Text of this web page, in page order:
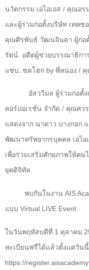
นวัตกรรม เอไอเอส / คุณอ
และผู้ร่วมก่อตั้งบริษัท เทค
คุณศิรพันธ์ วัฒนจินดา ผู้ก่อ
รัตน์
อดีตผู้ช่วยบรรณาธิกา
แซ่บ..ซดโฮก by พี่หน่อง /
อัสววิมล ผู้ร่วมก่อตั้
คอร์ปอเรชั่น จำกัด / คุณศว
แสดงจาก นาดาว บางกอก
พัฒนาทรัพยากรบุคคล เอไ
เพื่อร่วมเสริมศักยภาพให้ค
ยุคดิจิทัล
พบกันในงาน AIS
แบบ Virtual LIVE Event
ในวันพฤหัสบดีที่ 1 ตุลาคม
ทะเบียนฟรีได้แล้วตั้งแต่วัน
https://